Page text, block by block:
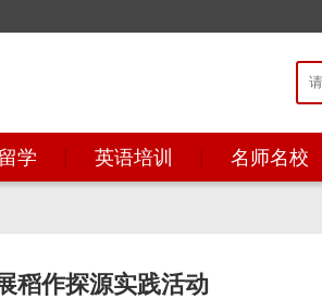
学 英语培训 名师名校
稻作探源实践活动